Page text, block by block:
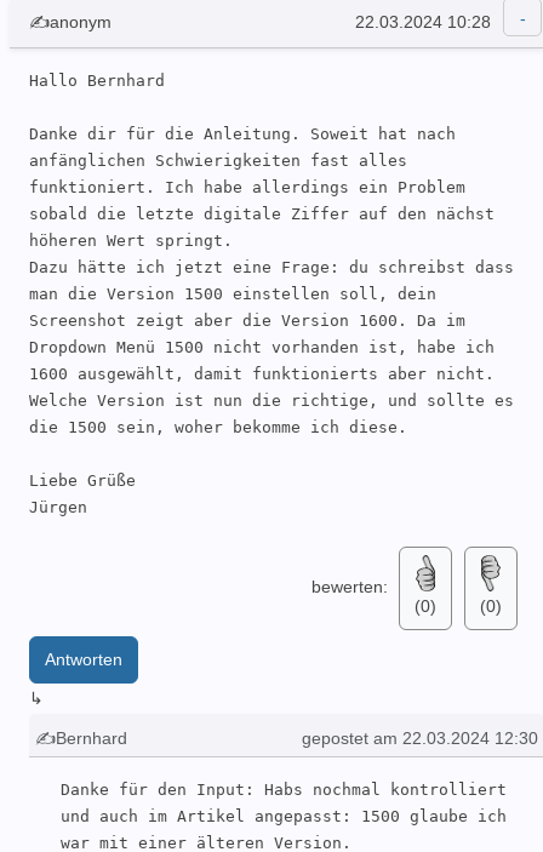
✍anonym 22.03.2024 10:28
Hallo Bernhard
Danke dir für die Anleitung. Soweit hat nach
anfänglichen Schwierigkeiten fast alles
funktioniert. Ich habe allerdings ein Problem
sobald die letzte digitale Ziffer auf den nächst
höheren Wert springt.
Dazu hätte ich jetzt eine Frage: du schreibst dass
man die Version 1500 einstellen soll, dein
Screenshot zeigt aber die Version 1600. Da im
Dropdown Menü 1500 nicht vorhanden ist, habe ich
1600 ausgewählt, damit funktionierts aber nicht.
Welche Version ist nun die richtige, und sollte es
die 1500 sein, woher bekomme ich diese.
Liebe Grüße
Jürgen
bewerten:
(0)
(0)
Antworten
↳
✍Bernhard gepostet am 22.03.2024 12:30
Danke für den Input: Habs nochmal kontrolliert
und auch im Artikel angepasst: 1500 glaube ich
war mit einer älteren Version.